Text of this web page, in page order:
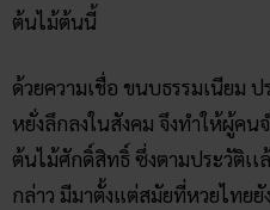
ต้นไม้ต้นนี้
ด้วยความเชื่อ ขนบธรรมเนียม
หยั่งลึกลงในสังคม จึงทำให้ผู้ค
ต้นไม้ศักดิ์สิทธิ์ ซึ่งตามประวัติเ
กล่าว มีมาตั้งแต่สมัยที่หวยไทย